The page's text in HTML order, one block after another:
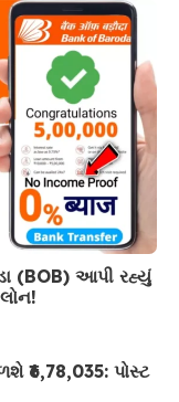
(BOB) આપી રહ્યું
₹6,78,035: પોસ્ટ